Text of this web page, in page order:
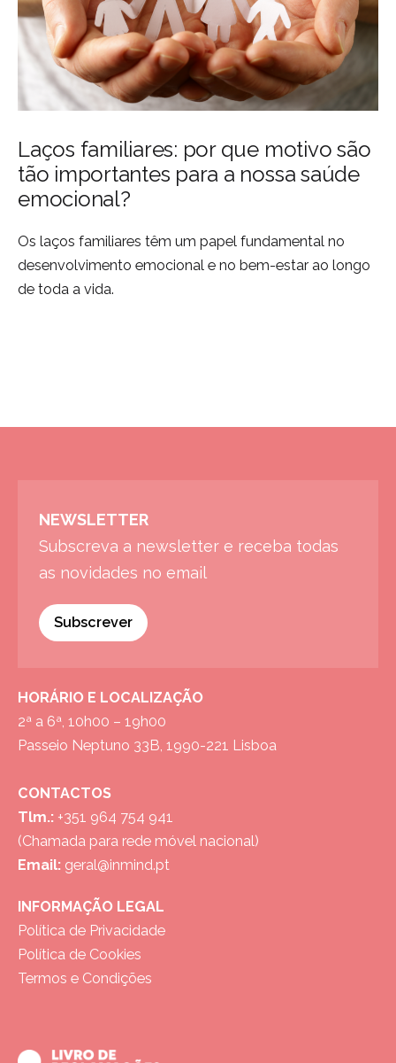
Laços familiares: por que motivo são
tão importantes para a nossa saúde
emocional?
Os laços familiares têm um papel fundamental no
desenvolvimento emocional e no bem-estar ao longo
de toda a vida.
NEWSLETTER
Subscreva a newsletter e receba todas
as novidades no email
Subscrever
HORÁRIO E LOCALIZAÇÃO
2ª a 6ª, 10h00 – 19h00
Passeio Neptuno 33B, 1990-221 Lisboa
CONTACTOS
Tlm.: +351 964 754 941
(Chamada para rede móvel nacional)
Email: geral@inmind.pt
INFORMAÇÃO LEGAL
Política de Privacidade
Política de Cookies
Termos e Condições